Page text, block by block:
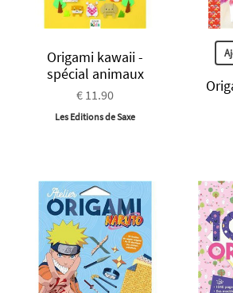
Origami kawaii -
spécial animaux
€ 11.90
Les Editions de Saxe